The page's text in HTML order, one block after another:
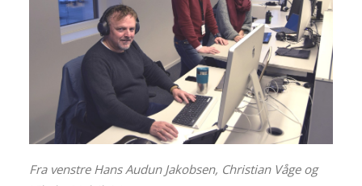
Fra venstre Hans Audun Jakobsen, Christian Våge og